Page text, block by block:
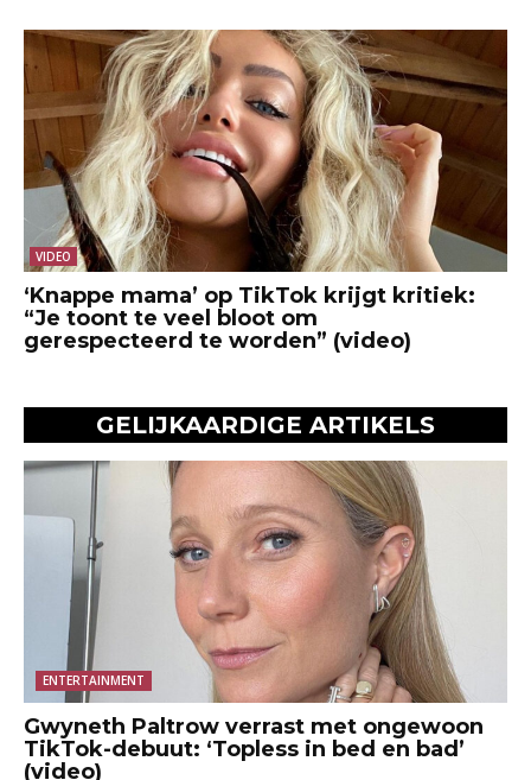
VIDEO
‘Knappe mama’ op TikTok krijgt kritiek:
“Je toont te veel bloot om
gerespecteerd te worden” (video)
GELIJKAARDIGE ARTIKELS
ENTERTAINMENT
Gwyneth Paltrow verrast met ongewoon
TikTok-debuut: ‘Topless in bed en bad’
(video)